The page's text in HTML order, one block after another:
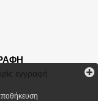
εγγραφή